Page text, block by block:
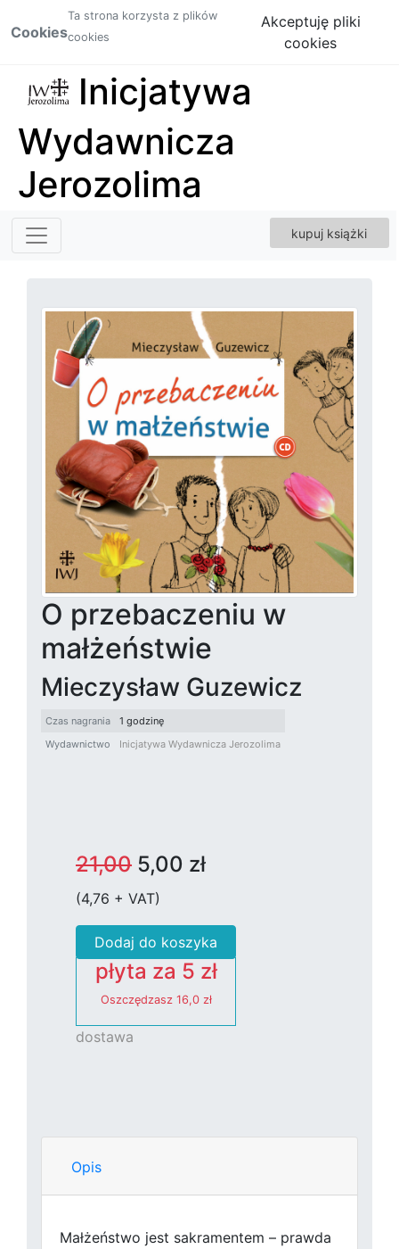
Cookies
Ta strona korzysta z plików
cookies
Akceptuję pliki
cookies
Inicjatywa
Wydawnicza
Jerozolima
kupuj książki
O przebaczeniu w
małżeństwie
Mieczysław Guzewicz
Czas nagrania
1 godzinę
Wydawnictwo
Inicjatywa Wydawnicza Jerozolima
21,00 5,00 zł
(4,76 + VAT)
Dodaj do koszyka
płyta za 5 zł
Oszczędzasz 16,0 zł
dostawa
Opis
Małżeństwo jest sakramentem – prawda